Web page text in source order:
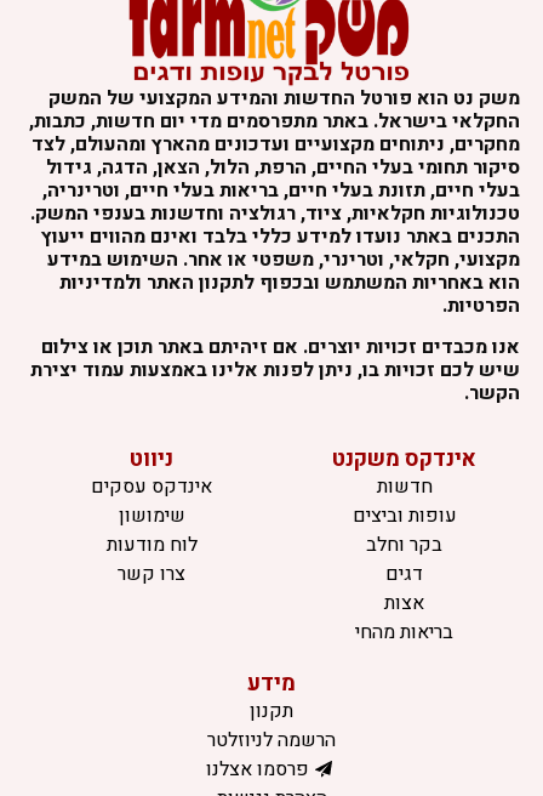
משק נט הוא פורטל החדשות והמידע המקצועי של המשק
החקלאי בישראל. באתר מתפרסמים מדי יום חדשות, כתבות,
מחקרים, ניתוחים מקצועיים ועדכונים מהארץ ומהעולם, לצד
סיקור תחומי בעלי החיים, הרפת, הלול, הצאן, הדגה, גידול
בעלי חיים, תזונת בעלי חיים, בריאות בעלי חיים, וטרינריה,
טכנולוגיות חקלאיות, ציוד, רגולציה וחדשנות בענפי המשק.
התכנים באתר נועדו למידע כללי בלבד ואינם מהווים ייעוץ
מקצועי, חקלאי, וטרינרי, משפטי או אחר. השימוש במידע
הוא באחריות המשתמש ובכפוף לתקנון האתר ולמדיניות
הפרטיות.
אנו מכבדים זכויות יוצרים. אם זיהיתם באתר תוכן או צילום
שיש לכם זכויות בו, ניתן לפנות אלינו באמצעות עמוד יצירת
הקשר.
אינדקס משקנט
חדשות
עופות וביצים
בקר וחלב
דגים
אצות
בריאות מהחי
ניווט
אינדקס עסקים
שימושון
לוח מודעות
צרו קשר
מידע
תקנון
הרשמה לניוזלטר
פרסמו אצלנו